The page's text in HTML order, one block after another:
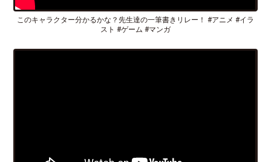
このキャラクター分かるかな？先生達の一筆書きリレー！ #アニメ #イラ
スト #ゲーム #マンガ